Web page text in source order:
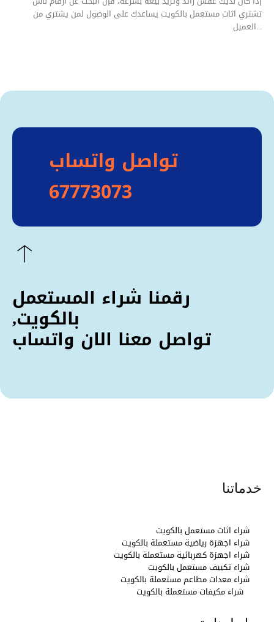
تشتري اثاث مستعمل بالكويت يساعدك على الوصول لمن يشتري من
العميل...
تواصل واتساب
67773073
رقمنا شراء المستعمل
بالكويت,
تواصل معنا الان واتساب
خدماتنا
شراء اثاث مستعمل بالكويت
شراء اجهزة رياضية مستعملة بالكويت
شراء اجهزة كهربائية مستعملة بالكويت
شراء تكييف مستعمل بالكويت
شراء معدات مطاعم مستعملة بالكويت
شراء مكيفات مستعملة بالكويت